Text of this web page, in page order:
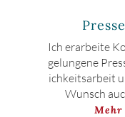
Ich erarbeite
gelungene
ichkeitsarbeit
Wunsch
Mehr